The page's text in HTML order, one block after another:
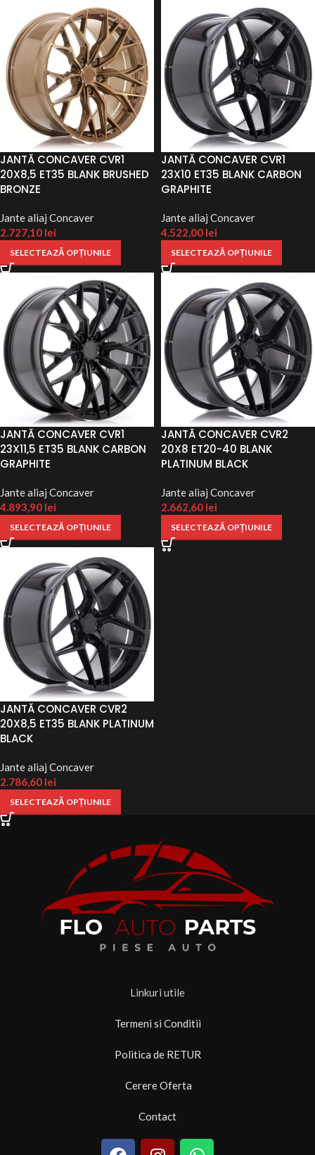
JANTĂ CONCAVER CVR1
20X8,5 ET35 BLANK BRUSHED
BRONZE
Jante aliaj Concaver
2.727,10 lei
SELECTEAZĂ OPȚIUNILE
JANTĂ CONCAVER CVR1
23X10 ET35 BLANK CARBON
GRAPHITE
Jante aliaj Concaver
4.522,00 lei
SELECTEAZĂ OPȚIUNILE
JANTĂ CONCAVER CVR1
23X11,5 ET35 BLANK CARBON
GRAPHITE
Jante aliaj Concaver
4.893,90 lei
SELECTEAZĂ OPȚIUNILE
JANTĂ CONCAVER CVR2
20X8 ET20-40 BLANK
PLATINUM BLACK
Jante aliaj Concaver
2.662,60 lei
SELECTEAZĂ OPȚIUNILE
JANTĂ CONCAVER CVR2
20X8,5 ET35 BLANK PLATINUM
BLACK
Jante aliaj Concaver
2.786,60 lei
SELECTEAZĂ OPȚIUNILE
Linkuri utile
Termeni si Conditii
Politica de RETUR
Cerere Oferta
Contact